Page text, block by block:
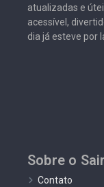
atualizadas e
acessível,
dia já esteve por
Sobre o Sair
Contato